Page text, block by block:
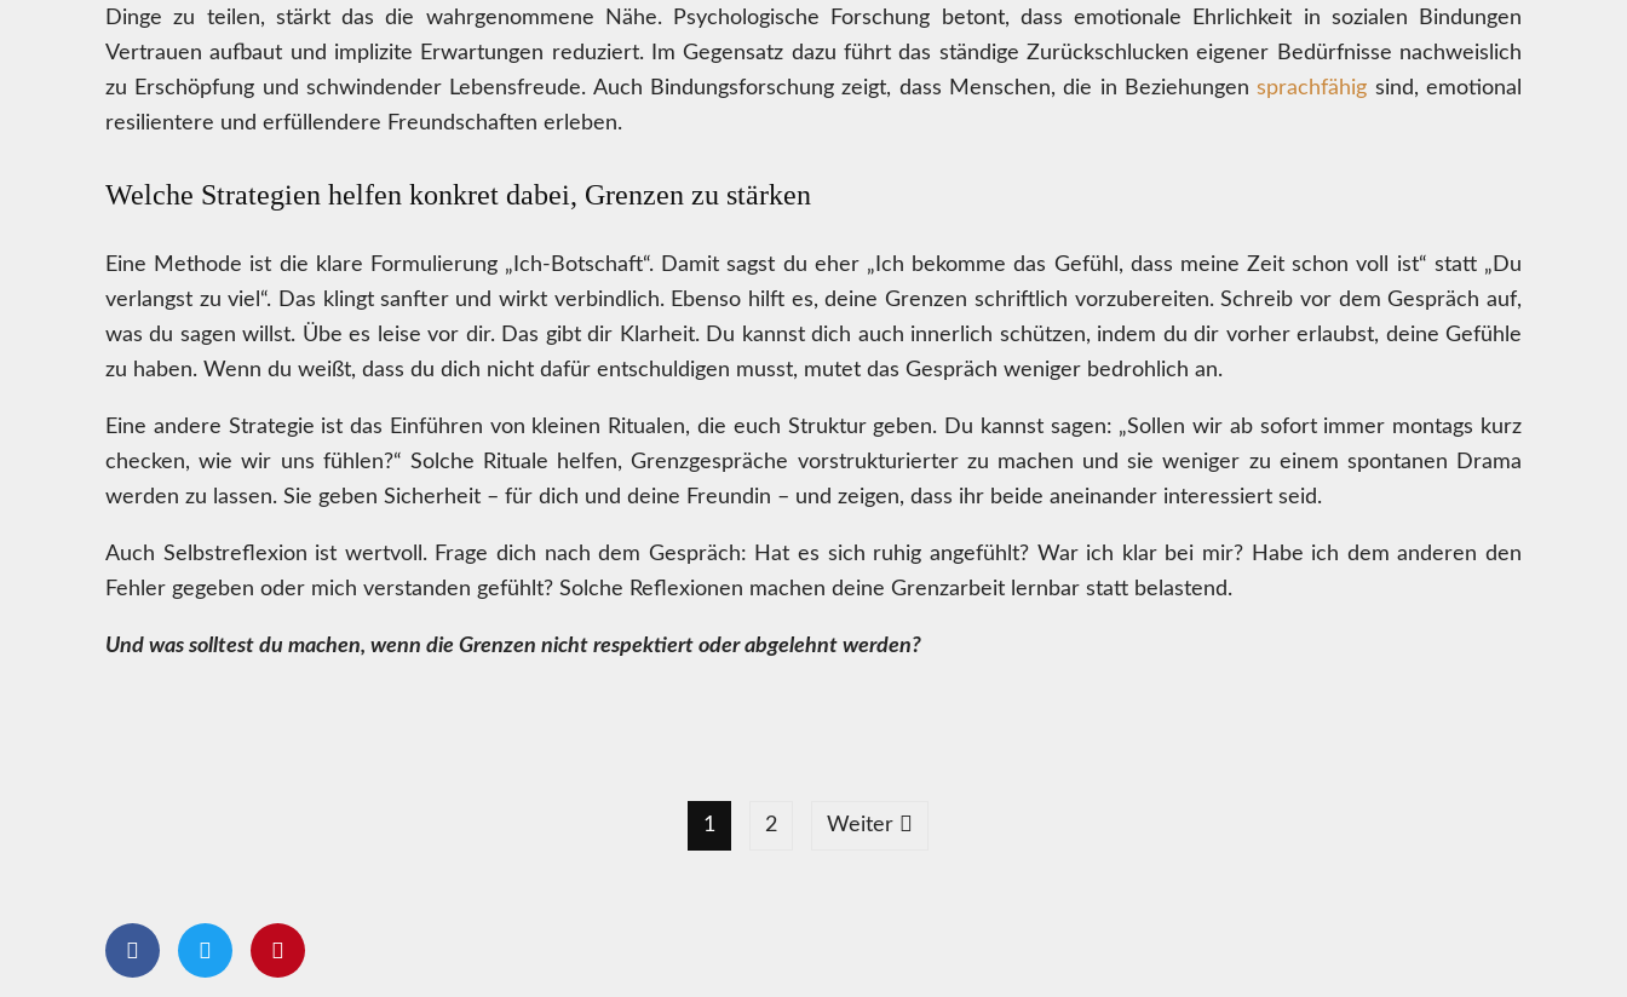
Dinge zu teilen, stärkt das die wahrgenommene Nähe. Psychologische Forschung betont, dass emotionale Ehrlichkeit in sozialen Bindungen
Vertrauen aufbaut und implizite Erwartungen reduziert. Im Gegensatz dazu führt das ständige Zurückschlucken eigener Bedürfnisse nachweislich
zu Erschöpfung und schwindender Lebensfreude. Auch Bindungsforschung zeigt, dass Menschen, die in Beziehungensprachfähig sind, emotional
resilientere und erfüllendere Freundschaften erleben.
Welche Strategien helfen konkret dabei, Grenzen zu stärken
Eine Methode ist die klare Formulierung „Ich-Botschaft“. Damit sagst du eher „Ich bekomme das Gefühl, dass meine Zeit schon voll ist“ statt „Du
verlangst zu viel“. Das klingt sanfter und wirkt verbindlich. Ebenso hilft es, deine Grenzen schriftlich vorzubereiten. Schreib vor dem Gespräch auf,
was du sagen willst. Übe es leise vor dir. Das gibt dir Klarheit. Du kannst dich auch innerlich schützen, indem du dir vorher erlaubst, deine Gefühle
zu haben. Wenn du weißt, dass du dich nicht dafür entschuldigen musst, mutet das Gespräch weniger bedrohlich an.
Eine andere Strategie ist das Einführen von kleinen Ritualen, die euch Struktur geben. Du kannst sagen: „Sollen wir ab sofort immer montags kurz
checken, wie wir uns fühlen?“ Solche Rituale helfen, Grenzgespräche vorstrukturierter zu machen und sie weniger zu einem spontanen Drama
werden zu lassen. Sie geben Sicherheit – für dich und deine Freundin – und zeigen, dass ihr beide aneinander interessiert seid.
Auch Selbstreflexion ist wertvoll. Frage dich nach dem Gespräch: Hat es sich ruhig angefühlt? War ich klar bei mir? Habe ich dem anderen den
Fehler gegeben oder mich verstanden gefühlt? Solche Reflexionen machen deine Grenzarbeit lernbar statt belastend.
Und was solltest du machen, wenn die Grenzen nicht respektiert oder abgelehnt werden?
1 2 Weiter